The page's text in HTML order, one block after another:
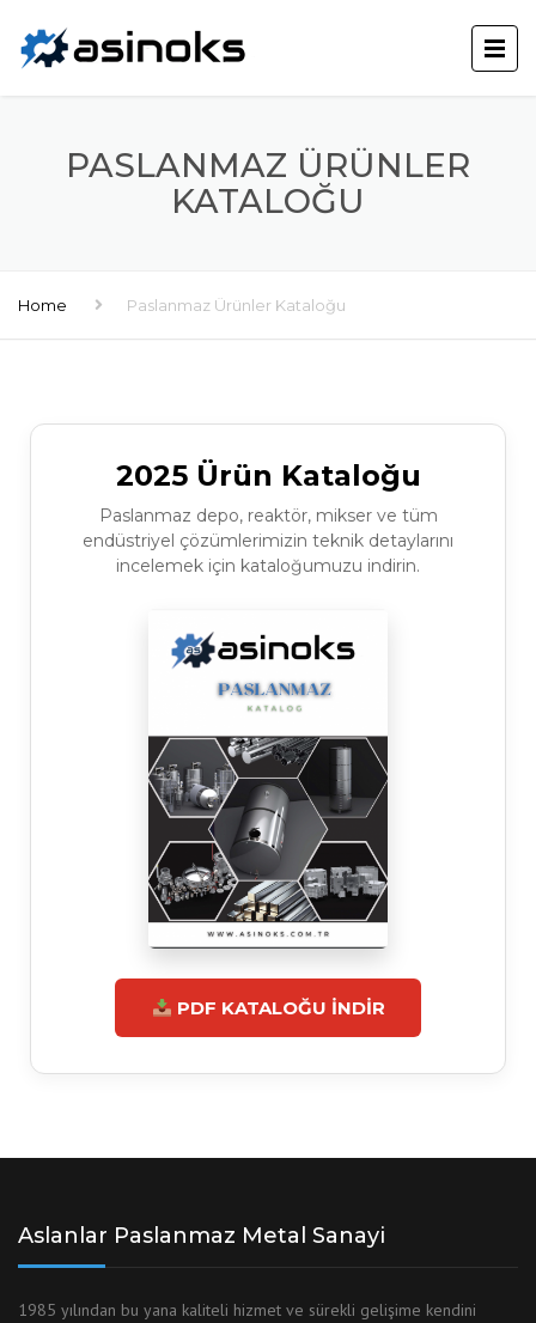
PASLANMAZ ÜRÜNLER
KATALOĞU
Home Paslanmaz Ürünler Kataloğu
2025 Ürün Kataloğu
Paslanmaz depo, reaktör, mikser ve tüm
endüstriyel çözümlerimizin teknik detaylarını
incelemek için kataloğumuzu indirin.
PDF KATALOĞU İNDİR
Aslanlar Paslanmaz Metal Sanayi
1985 yılından bu yana kaliteli hizmet ve sürekli gelişime kendini